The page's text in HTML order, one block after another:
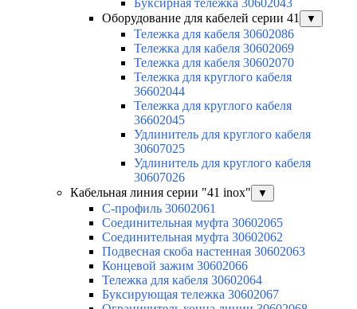
Буксирная тележка 30602043
Оборудование для кабелей серии 41
▼
Тележка для кабеля 30602086
Тележка для кабеля 30602069
Тележка для кабеля 30602070
Тележка для круглого кабеля
36602044
Тележка для круглого кабеля
36602045
Удлинитель для круглого кабеля
30607025
Удлинитель для круглого кабеля
30607026
Кабельная линия серии "41 inox"
▼
C-профиль 30602061
Соединительная муфта 30602065
Соединительная муфта 30602062
Подвесная скоба настенная 30602063
Концевой зажим 30602066
Тележка для кабеля 30602064
Буксирующая тележка 30602067